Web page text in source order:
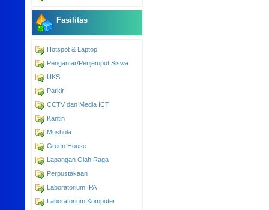
Fasilitas
Hotspot & Laptop
Pengantar/Penjemput Siswa
UKS
Parkir
CCTV dan Media ICT
Kantin
Mushola
Green House
Lapangan Olah Raga
Perpustakaan
Laboratorium IPA
Laboratorium Komputer